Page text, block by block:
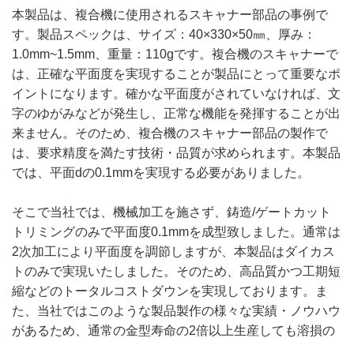
本製品は、複合機に使用されるスキャナー部品の事例で
す。製品スペックは、サイズ：40×330×50㎜、厚み：
1.0mm~1.5mm、重量：110gです。複合機のスキャナーで
は、正確な平面度を実現することが製品にとって重要なポ
イントになります。確かな平面度がされていなければ、文
字のゆがみなどが発生し、正常な機能を発揮することが出
来ません。そのため、複合機のスキャナー部品の製作で
は、要求精度を満たす技術・品質が求められます。本製品
では、平面dの0.1mmを実現する必要がありました。
そこで当社では、機械加工を施さず、鋳造/ゲートカット
トリミングのみで平面度0.1mmを成型致しました。通常は
2次加工により平面度を調節しますが、本製品はダイカス
トのみで実現いたしました。そのため、高品質かつ工期短
縮などのトータルコストダウンを実現しております。ま
た、当社ではこのような製品製作の様々な実績・ノウハウ
があるため、通常の金型寿命の2倍以上生産しても溶損の